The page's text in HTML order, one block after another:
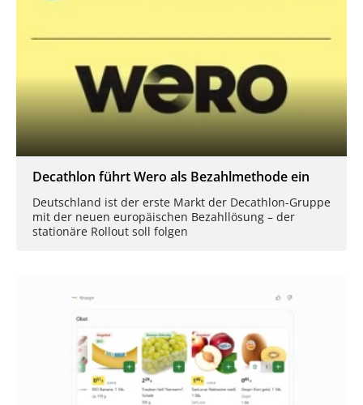
Decathlon führt Wero als Bezahlmethode ein
Deutschland ist der erste Markt der Decathlon-Gruppe
mit der neuen europäischen Bezahllösung – der
stationäre Rollout soll folgen